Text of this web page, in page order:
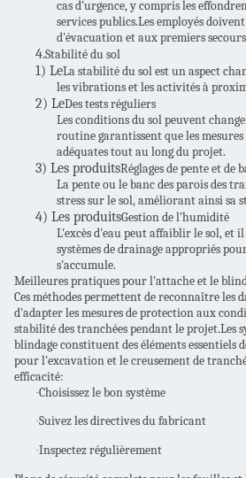
cas d'urgence, y compris les
services publics.Les employés
d'évacuation et aux premiers secours
4.Stabilité du sol
1) LeLa stabilité du sol est un aspect
les vibrations et les activités à
2) LeDes tests réguliers
Les conditions du sol peuvent
routine garantissent que les
adéquates tout au long du projet.
3) Les produitsRéglages de pente et de
La pente ou le banc des parois des
stress sur le sol, améliorant ainsi sa
4) Les produitsGestion de l'humidité
L'excès d'eau peut affaiblir le sol, et
systèmes de drainage appropriés
s'accumule.
Meilleures pratiques pour l'attache et le
Ces méthodes permettent de reconnaître les
d'adapter les mesures de protection aux
stabilité des tranchées pendant le projet.Les
blindage constituent des éléments essentiels
pour l'excavation et le creusement de
efficacité:
·Choisissez le bon système
·Suivez les directives du fabricant
·Inspectez régulièrement